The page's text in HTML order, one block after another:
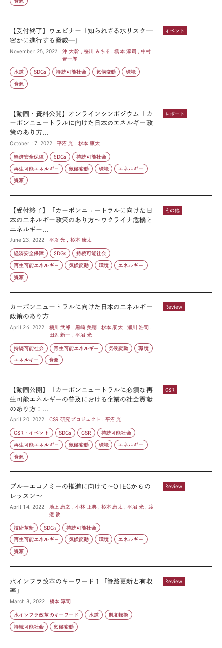
資源
イベント
【受付終了】ウェビナー「知られざる水リスク─
密かに進行する脅威─」
November 25, 2022
沖 大幹 , 笹川 みちる , 橋本 淳司 , 中村
晋一郎
水道 SDGs 持続可能社会 気候変動 環境
資源
レポート
【動画・資料公開】オンラインシンポジウム「カ
ーボンニュートラルに向けた日本のエネルギー政
策のあり方...
October 17, 2022 平沼 光 , 杉本 康太
経済安全保障 SDGs 持続可能社会
再生可能エネルギー 気候変動 環境 エネルギー
資源
その他
【受付終了】「カーボンニュートラルに向けた日
本のエネルギー政策のあり方～ウクライナ危機と
エネルギー...
June 23, 2022 平沼 光 , 杉本 康太
経済安全保障 SDGs 持続可能社会
再生可能エネルギー 気候変動 環境 エネルギー
資源
Review
カーボンニュートラルに向けた日本のエネルギー
政策のあり方
April 26, 2022
橘川 武郎 , 黒崎 美穂 , 杉本 康太 , 瀬川 浩司 ,
田辺 新一 , 平沼 光
持続可能社会 再生可能エネルギー 気候変動 環境
エネルギー 資源
CSR
【動画公開】「カーボンニュートラルに必須な再
生可能エネルギーの普及における企業の社会貢献
のあり方：...
April 20, 2022 CSR 研究プロジェクト , 平沼 光
CSR・イベント SDGs CSR 持続可能社会
再生可能エネルギー 気候変動 環境 エネルギー
資源
Review
ブルーエコノミーの推進に向けて～OTECからの
レッスン～
April 14, 2022
池上 康之 , 小林 正典 , 杉本 康太 , 平沼 光 , 渡
邉 敦
技術革新 SDGs 持続可能社会
再生可能エネルギー 気候変動 環境 エネルギー
資源
Review
水インフラ改革のキーワード１「管路更新と有収
率」
March 8, 2022 橋本 淳司
水インフラ改革のキーワード 水道 制度転換
持続可能社会 気候変動